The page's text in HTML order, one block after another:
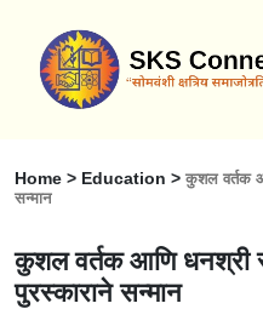
Home > Education > कुशल वर्तक
सन्मान
कुशल वर्तक आणि धनश्री
पुरस्काराने सन्मान